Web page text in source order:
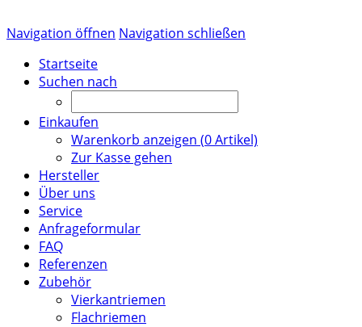
Navigation öffnen Navigation schließen
Startseite
Suchen nach
Einkaufen
Warenkorb anzeigen (0Artikel)
Zur Kasse gehen
Hersteller
Über uns
Service
Anfrageformular
FAQ
Referenzen
Zubehör
Vierkantriemen
Flachriemen